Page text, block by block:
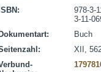
ISBN:
978-3-
3-11-
Dokumentart:
Buch
XII,